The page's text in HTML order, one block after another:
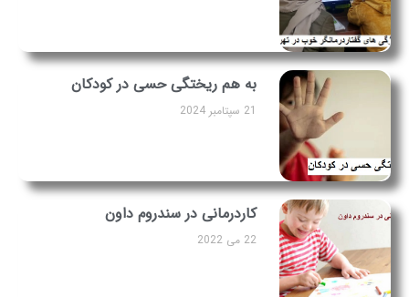
به هم ریختگی حسی در کودکان
21 سپتامبر 2024
کاردرمانی در سندروم داون
22 می 2022